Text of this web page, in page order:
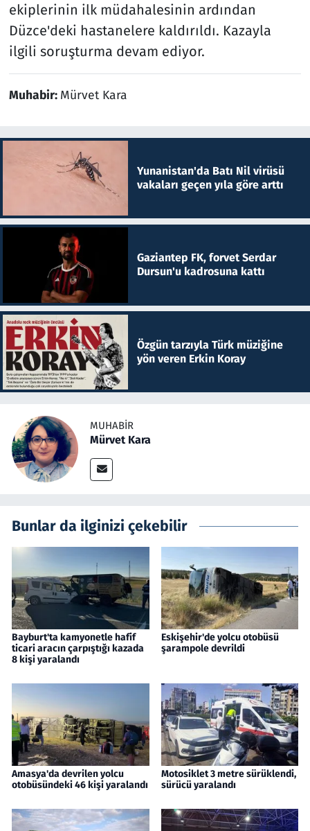
ekiplerinin ilk müdahalesinin ardından
Düzce'deki hastanelere kaldırıldı. Kazayla
ilgili soruşturma devam ediyor.
Muhabir: Mürvet Kara
Yunanistan'da Batı Nil virüsü
vakaları geçen yıla göre arttı
Gaziantep FK, forvet Serdar
Dursun'u kadrosuna kattı
Özgün tarzıyla Türk müziğine
yön veren Erkin Koray
MUHABIR
Mürvet Kara
Bunlar da ilginizi çekebilir
Bayburt'ta kamyonetle hafif
ticari aracın çarpıştığı kazada
8 kişi yaralandı
Eskişehir'de yolcu otobüsü
şarampole devrildi
Amasya'da devrilen yolcu
otobüsündeki 46 kişi yaralandı
Motosiklet 3 metre sürüklendi,
sürücü yaralandı